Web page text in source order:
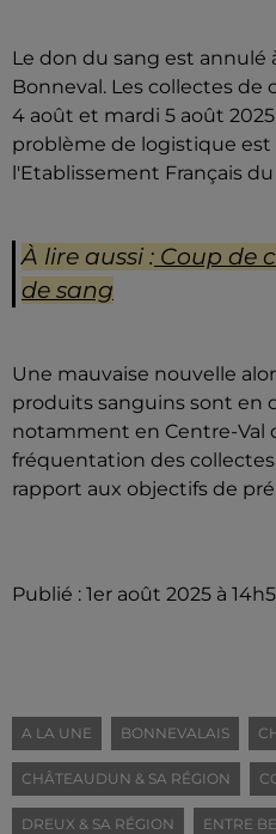
Le don du sang est annulé
Bonneval. Les collectes de
4 août et mardi 5 août
problème de logistique
l'Etablissement Français
À lire aussi : Coup de
de sang
Une mauvaise nouvelle
produits sanguins sont en
notamment en Centre-Val
fréquentation des collectes
rapport aux objectifs de
Publié : 1er août 2025 à
A LA UNE BONNEVALAIS
CHÂTEAUDUN & SA RÉGION
DREUX & SA RÉGION ENTRE